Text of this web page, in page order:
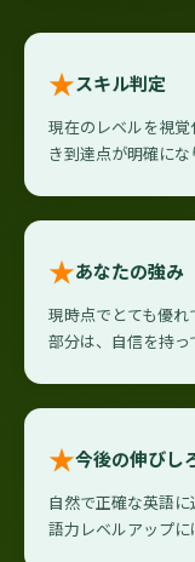
★スキル判定
現在のレベルを視
き到達点が明確にな
★あなたの強み
現時点でとても優
部分は、自信を持っ
★今後の伸びし
自然で正確な英語
語力レベルアップに